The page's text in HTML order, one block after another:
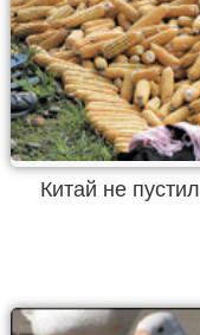
Китай не